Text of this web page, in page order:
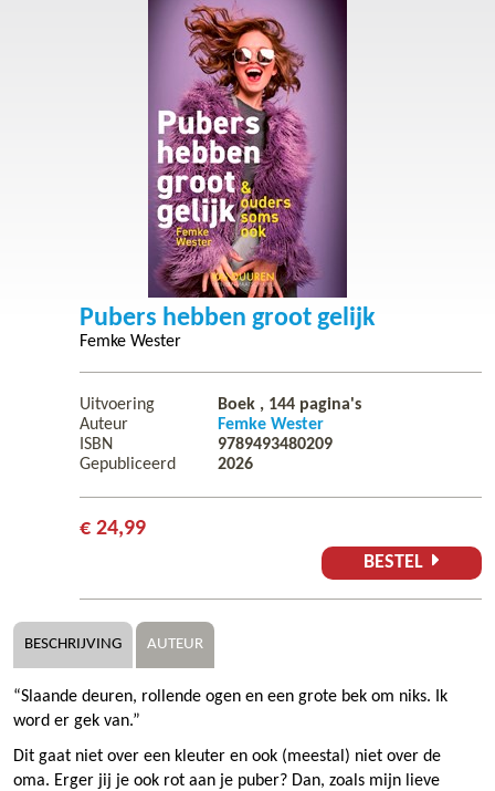
pubers hebben groot gelijk
Pubers hebben groot gelijk
Femke Wester
Uitvoering Boek , 144 pagina's
Auteur
Femke Wester
ISBN
9789493480209
Gepubliceerd
2026
€ 24,99
BESTEL
BESCHRIJVING AUTEUR
“Slaande deuren, rollende ogen en een grote bek om niks. Ik
word er gek van.”
Dit gaat niet over een kleuter en ook (meestal) niet over de
oma. Erger jij je ook rot aan je puber? Dan, zoals mijn lieve